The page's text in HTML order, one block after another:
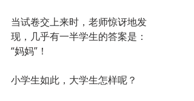
当试卷交上来时，老师惊讶地发
现，几乎有一半学生的答案是：
“妈妈”！
小学生如此，大学生怎样呢？